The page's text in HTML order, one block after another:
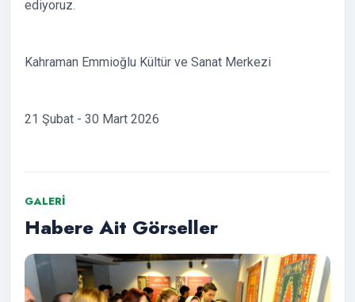
ediyoruz.
Kahraman Emmioğlu Kültür ve Sanat Merkezi
21 Şubat - 30 Mart 2026
GALERI
Habere Ait Görseller